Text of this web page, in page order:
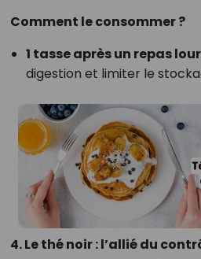
Comment le consommer ?
1 tasse après un repas
digestion et limiter le
4. Le thé noir : l’allié du